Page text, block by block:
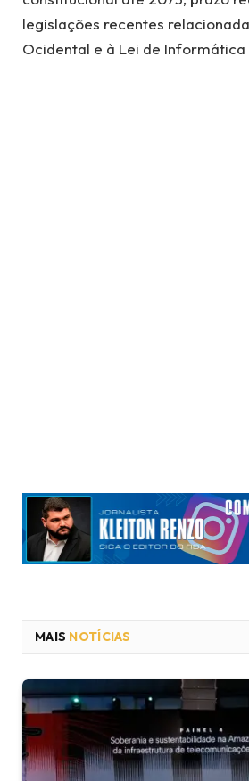
legislações recentes
Ocidental e à Lei de Informática
MAIS NOTÍCIAS